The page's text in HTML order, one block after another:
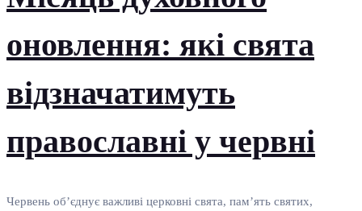
оновлення: які свята
відзначатимуть
православні у червні
Червень об’єднує важливі церковні свята, пам’ять святих,